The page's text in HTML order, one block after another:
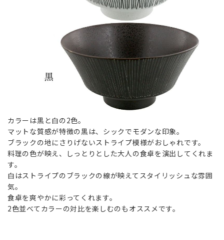
カラーは黒と白の2色。
マットな質感が特徴の黒は、シックでモダンな印象。
ブラックの地にさりげないストライプ模様がおしゃれです。
料理の色が映え、しっとりとした大人の食卓を演出してくれま
す。
白はストライプのブラックの線が映えてスタイリッシュな雰囲
気。
食卓を爽やかに彩ってくれます。
2色並べてカラーの対比を楽しむのもオススメです。